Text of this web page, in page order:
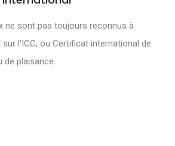
ne sont pas toujours reconnus à
l'ICC, ou Certificat international de
de plaisance